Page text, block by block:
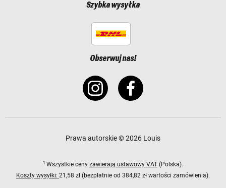
Szybka wysyłka
Obserwuj nas!
Prawa autorskie © 2026 Louis
1 Wszystkie ceny zawierają ustawowy VAT (Polska).
Koszty wysyłki: 21,58 zł (bezpłatnie od 384,82 zł wartości zamówienia).